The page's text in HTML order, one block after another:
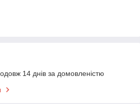
14 днів за домовленістю